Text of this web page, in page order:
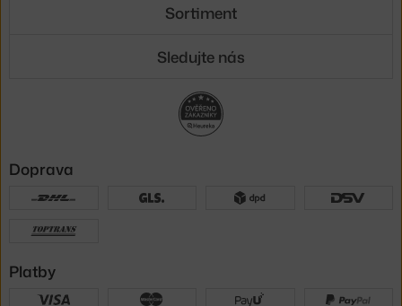
Sortiment
Sledujte nás
Doprava
Platby